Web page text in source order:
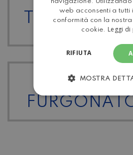
TUTTI I
TUTTI I
web acconsenti a tutti
conformità con la
cookie. Leggi di
RIFIUTA
MOSTRA